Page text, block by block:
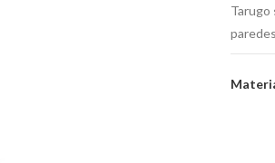
Tarugo